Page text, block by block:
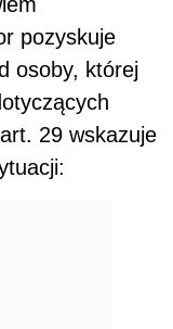
pozyskuje
osoby, której
29 wskazuje